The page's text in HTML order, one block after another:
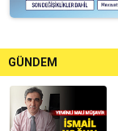
GÜNDEM